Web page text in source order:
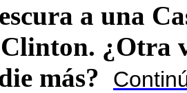
a una
¿Otra
más?